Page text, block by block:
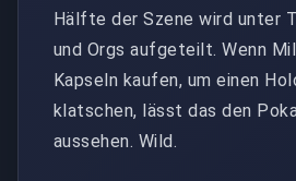
Hälfte der Szene wird unter
und Orgs aufgeteilt. Wenn
Kapseln kaufen, um einen
klatschen, lässt das den
aussehen. Wild.